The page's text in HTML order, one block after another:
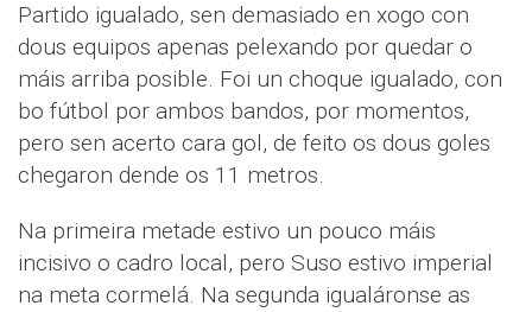
Partido igualado, sen demasiado en xogo con
dous equipos apenas pelexando por quedar o
máis arriba posible. Foi un choque igualado, con
bo fútbol por ambos bandos, por momentos,
pero sen acerto cara gol, de feito os dous goles
chegaron dende os 11 metros.
Na primeira metade estivo un pouco máis
incisivo o cadro local, pero Suso estivo imperial
na meta cormelá. Na segunda igualáronse as